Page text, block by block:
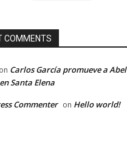
COMMENTS
on Carlos García promueve a Abel
Santa Elena
Commenter on Hello world!